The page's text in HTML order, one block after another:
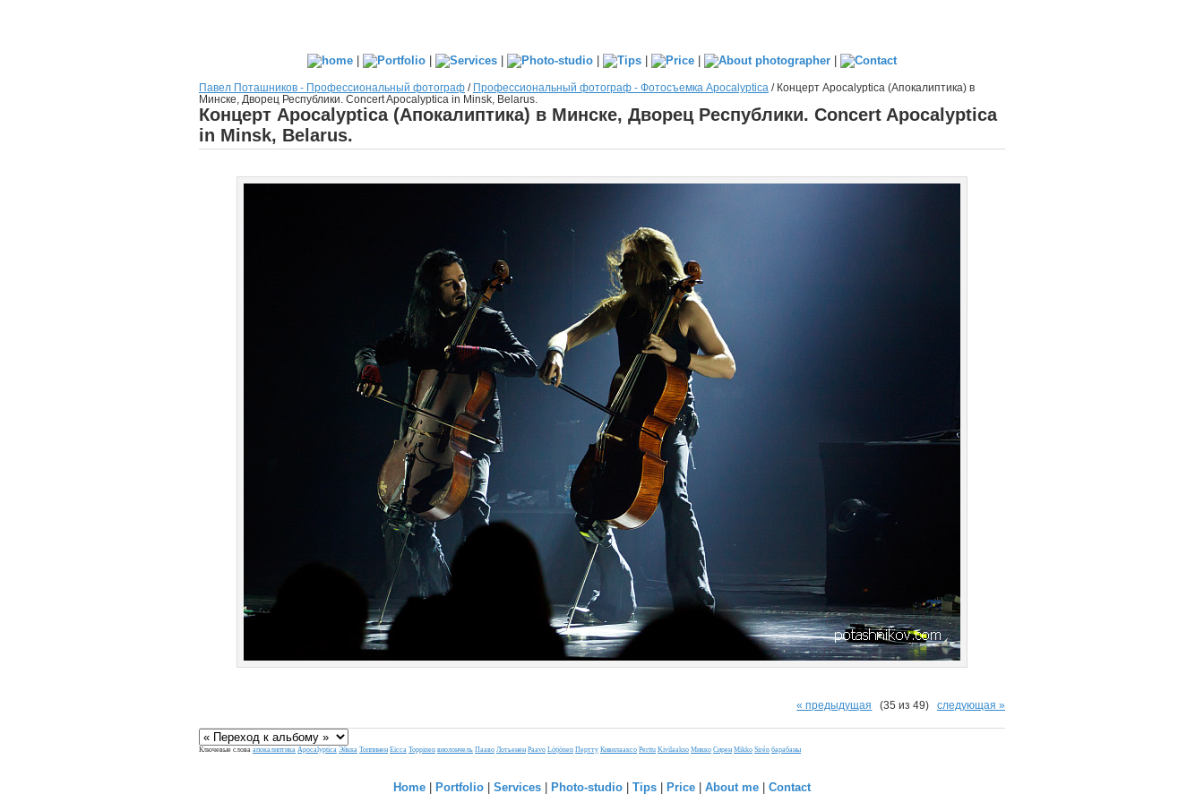
| | | | | | |
Павел Поташников - Профессиональный фотограф / Профессиональный фотограф - Фотосъемка Apocalyptica / Концерт Apocalyptica (Апокалиптика) в
Минске, Дворец Республики. Сoncert Apocalyptica in Minsk, Belarus.
Концерт Apocalyptica (Апокалиптика) в Минске, Дворец Республики. Сoncert Apocalyptica
in Minsk, Belarus.
« предыдущая (35 из 49) следующая »
Ключевые слова апокалиптика Apocalyptica Эйкка Топпинен Eicca Toppinen виолончель Пааво Лотьенен Paavo Lötjönen Пертту Кивилааксо Perttu Kivilaakso Микко Сирен Mikko Sirén барабаны
Home | Portfolio | Services | Photo-studio | Tips | Price | About me | Contact